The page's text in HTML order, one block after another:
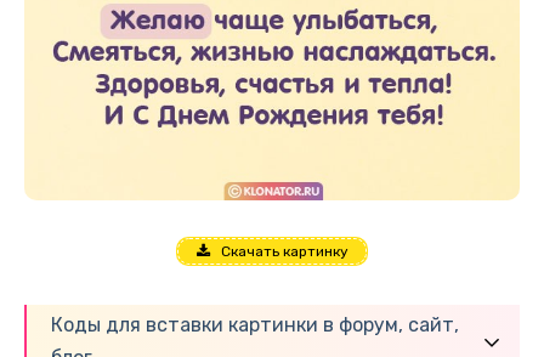
Скачать картинку
Коды для вставки картинки в форум, сайт,